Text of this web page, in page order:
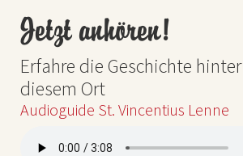
Jetzt anhören!
Erfahre die Geschichte hinter
diesem Ort
Audioguide St. Vincentius Lenne